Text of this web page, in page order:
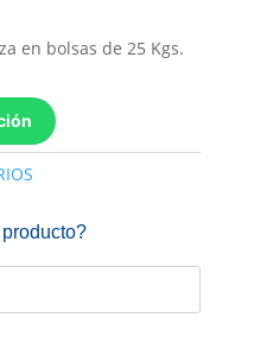
en bolsas de 25 Kgs.